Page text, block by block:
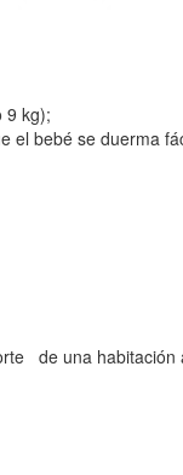
9 kg);
el bebé se duerma
de una habitación